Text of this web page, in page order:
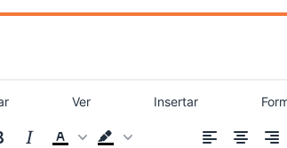
Ver Insertar